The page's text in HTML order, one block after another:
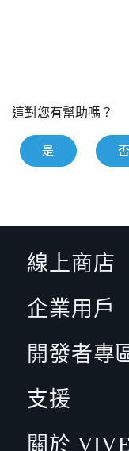
這對您有幫助嗎？
是 否
線上商店
企業用戶
開發者專
支援
關於 VIVE